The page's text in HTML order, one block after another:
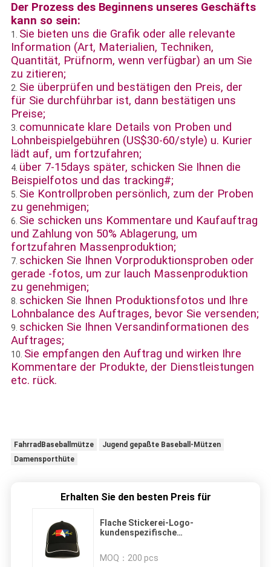
Der Prozess des Beginnens unseres Geschäfts
kann so sein:
1. Sie bieten uns die Grafik oder alle relevante
Information (Art, Materialien, Techniken,
Quantität, Prüfnorm, wenn verfügbar) an um Sie
zu zitieren;
2. Sie überprüfen und bestätigen den Preis, der
für Sie durchführbar ist, dann bestätigen uns
Preise;
3. comunnicate klare Details von Proben und
Lohnbeispielgebühren (US$30-60/style) u. Kurier
lädt auf, um fortzufahren;
4. über 7-15days später, schicken Sie Ihnen die
Beispielfotos und das tracking#;
5. Sie Kontrollproben persönlich, zum der Proben
zu genehmigen;
6. Sie schicken uns Kommentare und Kaufauftrag
und Zahlung von 50% Ablagerung, um
fortzufahren Massenproduktion;
7. schicken Sie Ihnen Vorproduktionsproben oder
gerade -fotos, um zur lauch Massenproduktion
zu genehmigen;
8. schicken Sie Ihnen Produktionsfotos und Ihre
Lohnbalance des Auftrages, bevor Sie versenden;
9. schicken Sie Ihnen Versandinformationen des
Auftrages;
10. Sie empfangen den Auftrag und wirken Ihre
Kommentare der Produkte, der Dienstleistungen
etc. rück.
FahrradBaseballmütze
Jugend gepaßte Baseball-Mützen
Damensporthüte
Erhalten Sie den besten Preis für
Flache Stickerei-Logo-
kundenspezifische
konstruierter Sport-Hut
MOQ： 200 pcs